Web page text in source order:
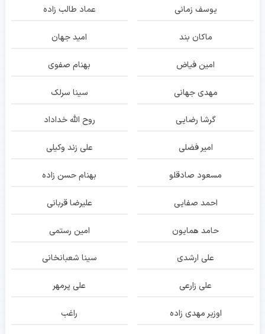
یوسف زمانی عماد طالب زاده
ماکان بند امید جهان
امین فیاض بهنام صفوی
مهدی جهانی سینا سرلک
گرشا رضایی روح الله خداداد
امیر فضلی علی زند وکیلی
مسعود صادقلو بهنام حسن زاده
احمد صفایی علیرضا قربانی
حامد همایون امین رستمی
علی ارشدی سینا شعبانخانی
علی زارعی علی پرمهر
اوزیر مهدی زاده راغب